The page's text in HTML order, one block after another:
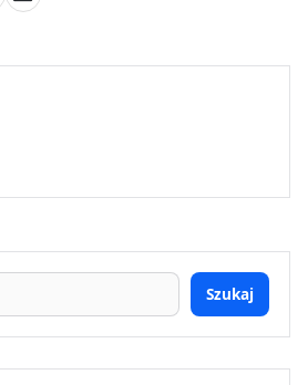
Szukaj